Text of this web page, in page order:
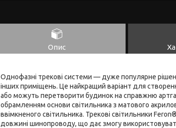
Опис
Однофазні трекові системи — дуже популярне
інших приміщень. Це найкращий варіант для
або можуть перетворити будинок на справжню
обрамленням основи світильника з матового
ввімкненого світильника. Трекові світильники
довжині шинопроводу, що дає змогу